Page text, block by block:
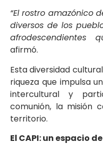
“El rostro amazónico
diversos de los
afrodescendientes
afirmó.
Esta diversidad
riqueza que impulsa
intercultural y
comunión, la misión
territorio.
El CAPI: un espacio